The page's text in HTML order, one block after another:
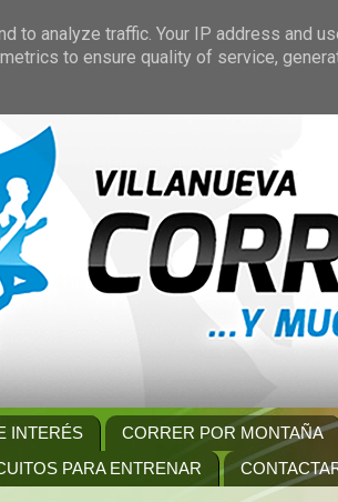
INTERÉS
CORRER POR MONTAÑA
PARA ENTRENAR
to analyze traffic. Your IP address and
to ensure quality of service,